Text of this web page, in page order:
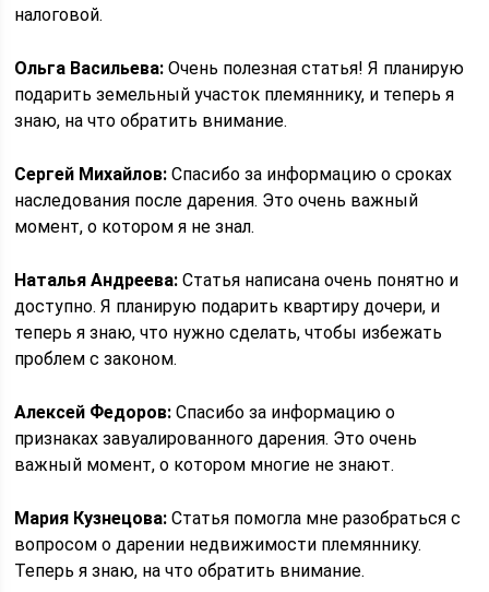
налоговой.
Ольга Васильева: Очень полезная статья! Я планирую
подарить земельный участок племяннику, и теперь я
знаю, на что обратить внимание.
Сергей Михайлов: Спасибо за информацию о сроках
наследования после дарения. Это очень важный
момент, о котором я не знал.
Наталья Андреева: Статья написана очень понятно и
доступно. Я планирую подарить квартиру дочери, и
теперь я знаю, что нужно сделать, чтобы избежать
проблем с законом.
Алексей Федоров: Спасибо за информацию о
признаках завуалированного дарения. Это очень
важный момент, о котором многие не знают.
Мария Кузнецова: Статья помогла мне разобраться с
вопросом о дарении недвижимости племяннику.
Теперь я знаю, на что обратить внимание.